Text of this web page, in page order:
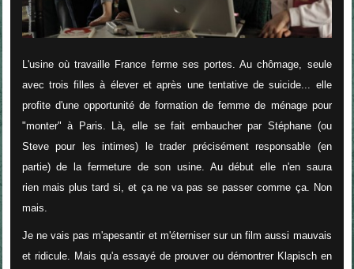
L'usine où travaille France ferme ses portes. Au chômage, seule
avec trois filles à élever et après une tentative de suicide... elle
profite d'une opportunité de formation de femme de ménage pour
"monter" à Paris. Là, elle se fait embaucher par Stéphane (ou
Steve pour les intimes) le trader précisément responsable (en
partie) de la fermeture de son usine. Au début elle n'en saura
rien mais plus tard si, et ça ne va pas se passer comme ça. Non
mais.
Je ne vais pas m'apesantir et m'éterniser sur un film aussi mauvais
et ridicule. Mais qu'a essayé de prouver ou démontrer Klapisch en